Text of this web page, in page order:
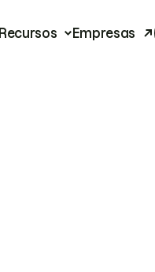
Recursos Empresas